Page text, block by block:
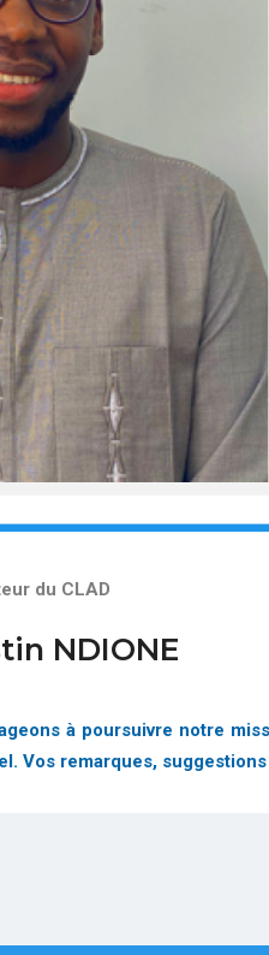
du CLAD
NDIONE
à poursuivre notre
Vos remarques,